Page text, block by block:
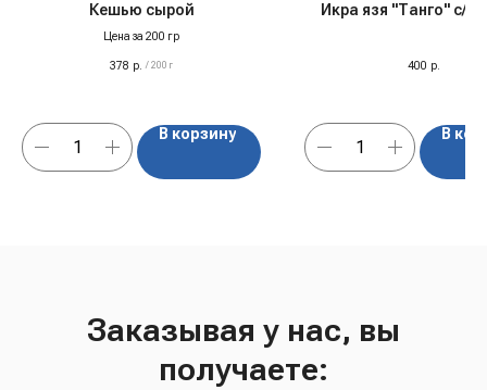
Кешью сырой
Цена за 200 гр
378 р. / 200 г
В корзину
Икра язя "Танго" с/с,
400 р.
В
Заказывая у нас, вы
получаете: